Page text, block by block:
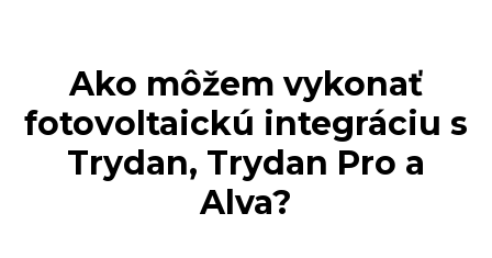
Ako môžem vykonať
fotovoltaickú integráciu s
Trydan, Trydan Pro a
Alva?